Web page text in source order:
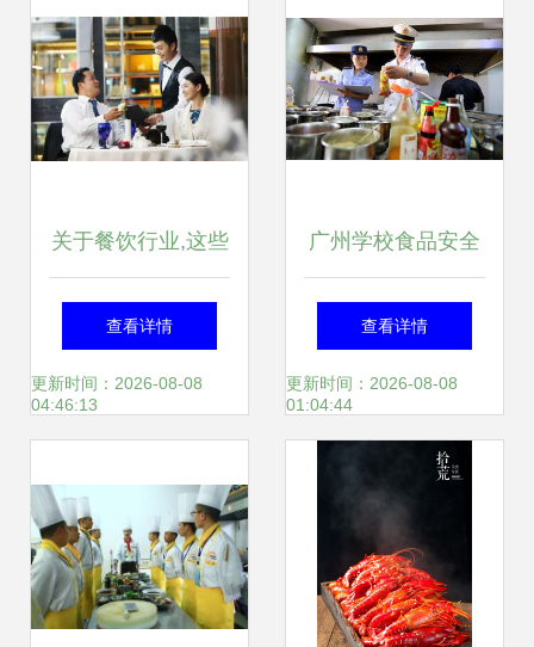
关于餐饮行业,这些
点餐饮人必须要清
楚!
查看详情
更新时间：2026-08-08
04:46:13
广州学校食品安全
专项检查显成效 约
96%问题已整改合
查看详情
更新时间：2026-08-08
01:04:44